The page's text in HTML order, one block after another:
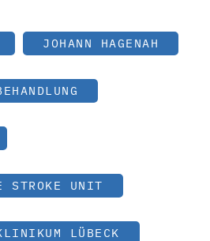
JOHANN HAGENAH
STROKE UNIT
LÜBECK